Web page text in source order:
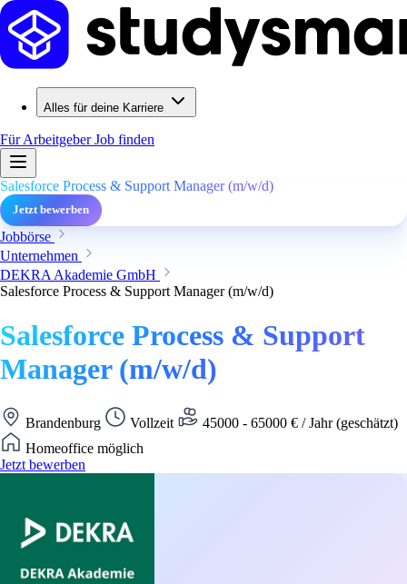
Alles für deine Karriere
Für ArbeitgeberJob finden
Salesforce Process & Support Manager (m/w/d)
Jetzt bewerben
Jobbörse
Unternehmen
DEKRA Akademie GmbH
Salesforce Process & Support Manager (m/w/d)
Salesforce Process & Support
Manager (m/w/d)
Brandenburg Vollzeit
45000 - 65000 € / Jahr (geschätzt)
Homeoffice möglich
Jetzt bewerben